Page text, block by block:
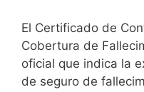
El Certificado de
Cobertura de
oficial que indica la
de seguro de